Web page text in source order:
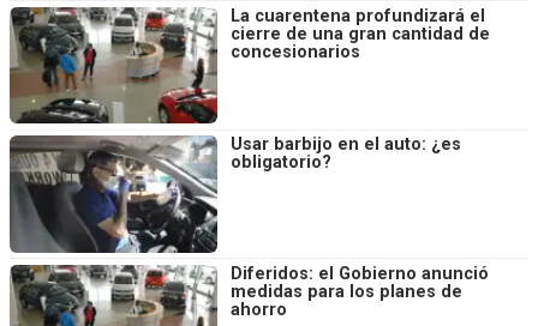
La cuarentena profundizará el
cierre de una gran cantidad de
concesionarios
Usar barbijo en el auto: ¿es
obligatorio?
Diferidos: el Gobierno anunció
medidas para los planes de
ahorro